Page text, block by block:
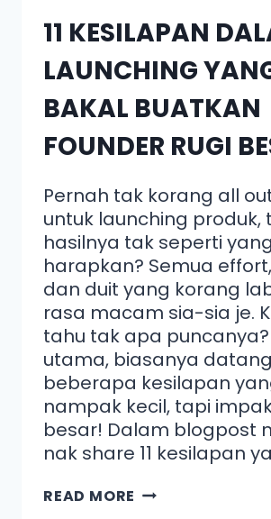
11 KESILAPAN
LAUNCHING
BAKAL BUATKAN
FOUNDER RUGI
Pernah tak korang all
untuk launching produk,
hasilnya tak seperti
harapkan? Semua
dan duit yang korang
rasa macam sia-sia je.
tahu tak apa
utama, biasanya
beberapa kesilapan
nampak kecil, tapi
besar! Dalam blogpost
nak share 11 kesilapan
READ MORE